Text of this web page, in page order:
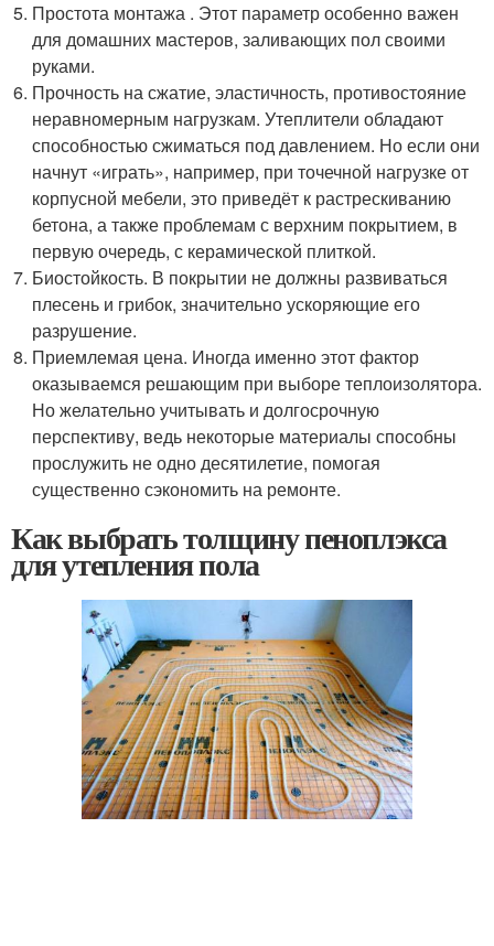
Простота монтажа . Этот параметр особенно важен
для домашних мастеров, заливающих пол своими
руками.
Прочность на сжатие, эластичность, противостояние
неравномерным нагрузкам. Утеплители обладают
способностью сжиматься под давлением. Но если они
начнут «играть», например, при точечной нагрузке от
корпусной мебели, это приведёт к растрескиванию
бетона, а также проблемам с верхним покрытием, в
первую очередь, с керамической плиткой.
Биостойкость. В покрытии не должны развиваться
плесень и грибок, значительно ускоряющие его
разрушение.
Приемлемая цена. Иногда именно этот фактор
оказываемся решающим при выборе теплоизолятора.
Но желательно учитывать и долгосрочную
перспективу, ведь некоторые материалы способны
прослужить не одно десятилетие, помогая
существенно сэкономить на ремонте.
Как выбрать толщину пеноплэкса
для утепления пола